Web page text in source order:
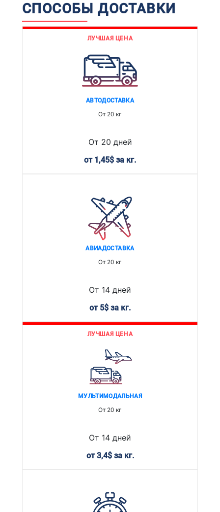
СПОСОБЫ ДОСТАВКИ
ЛУЧШАЯ ЦЕНА
АВТОДОСТАВКА
От 20 кг
От 20 дней
от 1,45$ за кг.
АВИАДОСТАВКА
От 20 кг
От 14 дней
от 5$ за кг.
ЛУЧШАЯ ЦЕНА
МУЛЬТИМОДАЛЬНАЯ
От 20 кг
От 14 дней
от 3,4$ за кг.